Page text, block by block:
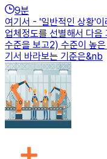
9분
여기서 - '일반적인 상황'
업체정도를 선별해서 다음
수준을 보고2) 수준이 높
기서 바라보는 기준은&nb